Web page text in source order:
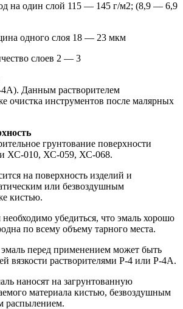
на один слой 115 — 145 г/м2; (8,9 — 6,9
одного слоя 18 — 23 мкм
слоев 2 — 3
4А). Данным растворителем
очистка инструментов после малярных
грунтование поверхности
ХС-010, ХС-059, ХС-068.
на поверхность изделий и
или безвоздушным
кистью.
убедиться, что эмаль хорошо
по всему объему тарного места.
перед применением может быть
вязкости растворителями Р-4 или Р-4А.
наносят на загрунтованную
материала кистью, безвоздушным
распылением.